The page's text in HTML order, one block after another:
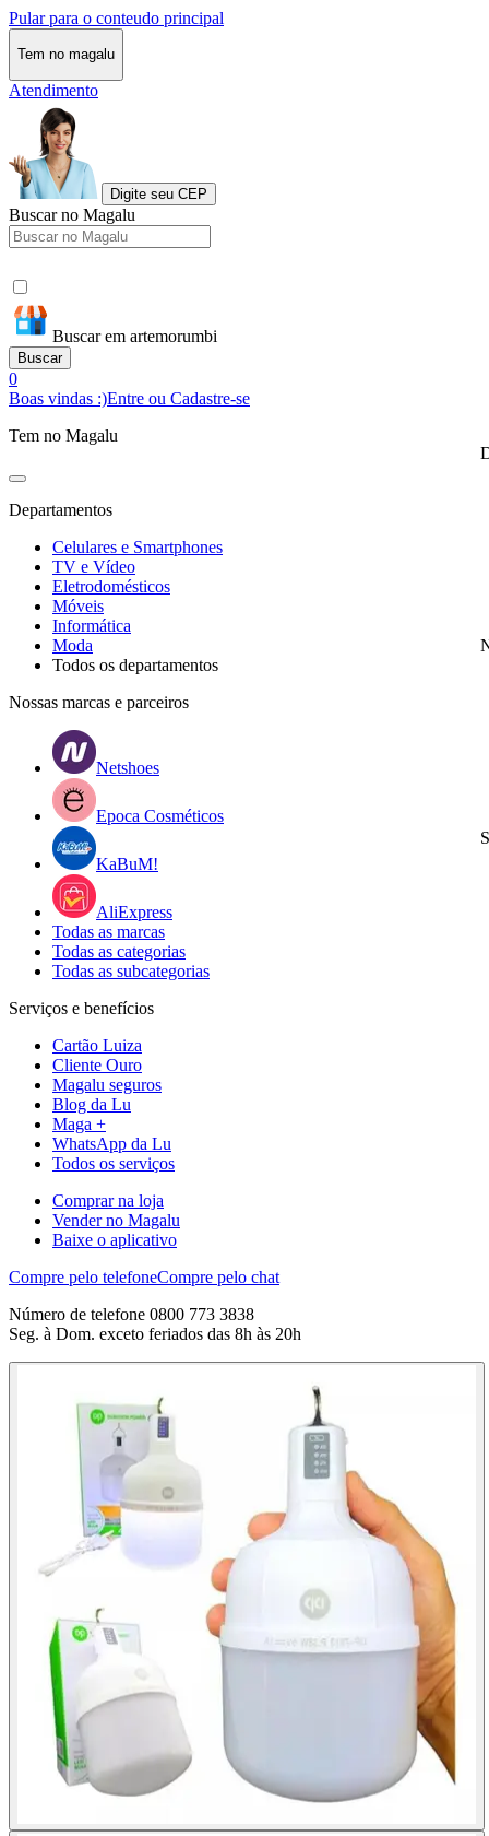
Pular para o conteudo principal
Tem no magalu
Atendimento
Digite seu CEP
Buscar no Magalu
Buscar em artemorumbi
Buscar
0
Boas vindas :)Entre ou Cadastre-se
Tem no Magalu
Departamentos
Celulares e Smartphones
TV e Vídeo
Eletrodomésticos
Móveis
Informática
Moda
Todos os departamentos
Nossas marcas e parceiros
Netshoes
Epoca Cosméticos
KaBuM!
AliExpress
Todas as marcas
Todas as categorias
Todas as subcategorias
Serviços e benefícios
Cartão Luiza
Cliente Ouro
Magalu seguros
Blog da Lu
Maga +
WhatsApp da Lu
Todos os serviços
Comprar na loja
Vender no Magalu
Baixe o aplicativo
Compre pelo telefoneCompre pelo chat
Número de telefone 0800 773 3838
Seg. à Dom. exceto feriados das 8h às 20h